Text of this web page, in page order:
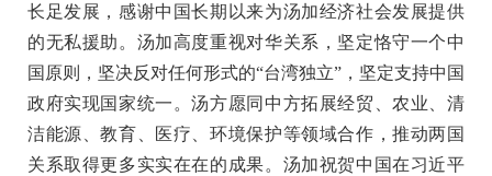
长足发展，感谢中国长期以来为汤加经济社会发展提供
的无私援助。汤加高度重视对华关系，坚定恪守一个中
国原则，坚决反对任何形式的“台湾独立”，坚定支持中国
政府实现国家统一。汤方愿同中方拓展经贸、农业、清
洁能源、教育、医疗、环境保护等领域合作，推动两国
关系取得更多实实在在的成果。汤加祝贺中国在习近平